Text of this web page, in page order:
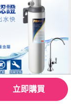
便捷系列-S004淨
立即購買